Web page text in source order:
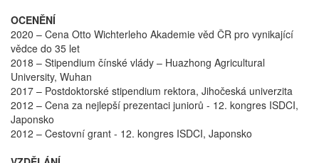
OCENĚNÍ
2020 – Cena Otto Wichterleho Akademie věd ČR pro vynikající
vědce do 35 let
2018 – Stipendium čínské vlády – Huazhong Agricultural
University, Wuhan
2017 – Postdoktorské stipendium rektora, Jihočeská univerzita
2012 – Cena za nejlepší prezentaci juniorů - 12. kongres ISDCI,
Japonsko
2012 – Cestovní grant - 12. kongres ISDCI, Japonsko